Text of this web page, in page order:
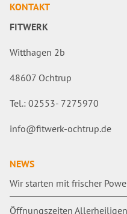
KONTAKT
FITWERK
Witthagen 2b
48607 Ochtrup
Tel.: 02553- 7275970
info@fitwerk-ochtrup.de
NEWS
Wir starten mit frischer
Öffnungszeiten Allerheiligen